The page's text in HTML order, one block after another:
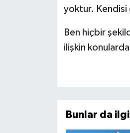
yoktur. Kendisi
Ben hiçbir
ilişkin
Bunlar da